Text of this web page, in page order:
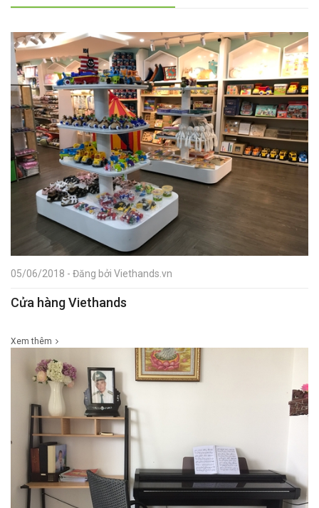
05/06/2018 - Đăng bởi Viethands.vn
Cửa hàng Viethands
Xem thêm